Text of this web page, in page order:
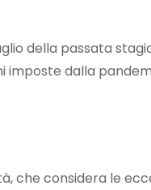
della passata
imposte dalla
che considera le